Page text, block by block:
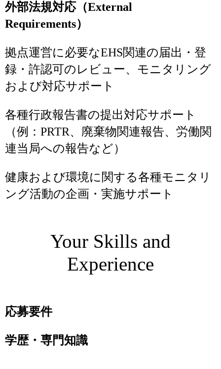
外部法規対応（External
Requirements）
拠点運営に必要なEHS関連の届出・登
録・許認可のレビュー、モニタリング
および対応サポート
各種行政報告書の提出対応サポート
（例：PRTR、廃棄物関連報告、労働関
連当局への報告など）
健康および環境に関する各種モニタリ
ング活動の企画・実施サポート
Your Skills and
Experience
応募要件
学歴・専門知識